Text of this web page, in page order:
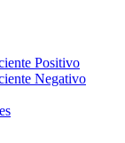
Positivo
Negativo